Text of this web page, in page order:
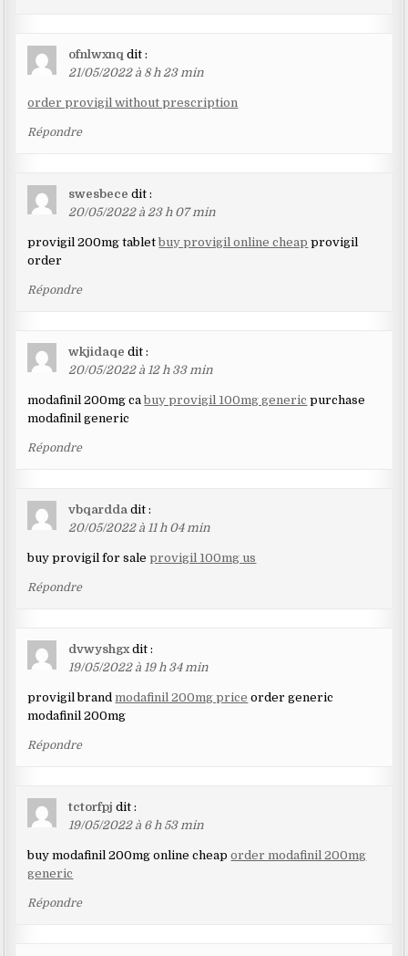
ofnlwxnq dit :
21/05/2022 à 8 h 23 min
order provigil without prescription
Répondre
swesbece dit :
20/05/2022 à 23 h 07 min
provigil 200mg tabletbuy provigil online cheap provigil
order
Répondre
wkjidaqe dit :
20/05/2022 à 12 h 33 min
modafinil 200mg cabuy provigil 100mg generic purchase
modafinil generic
Répondre
vbqardda dit :
20/05/2022 à 11 h 04 min
buy provigil for saleprovigil 100mg us
Répondre
dvwyshgx dit :
19/05/2022 à 19 h 34 min
provigil brand modafinil 200mg price order generic
modafinil 200mg
Répondre
tctorfpj dit :
19/05/2022 à 6 h 53 min
buy modafinil 200mg online cheaporder modafinil 200mg
generic
Répondre